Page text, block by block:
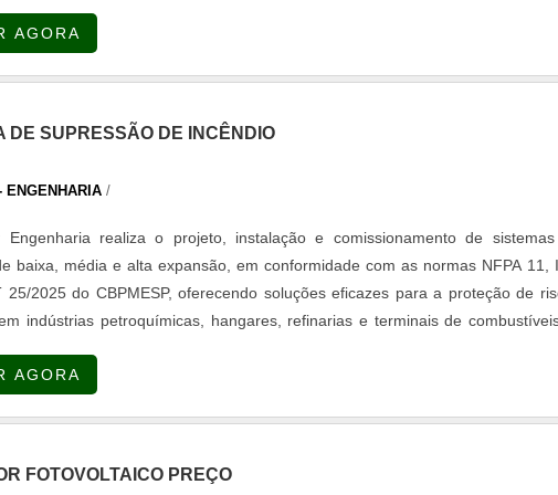
AGORA
DE SUPRESSÃO DE INCÊNDIO
ENGENHARIA/
Engenharia realiza o projeto, instalação e comissionamento de
baixa, média e alta expansão, em conformidade com as normas NFPA 11,
25/2025 do CBPMESP, oferecendo soluções eficazes para a proteção de
indústrias petroquímicas, hangares, refinarias e terminais de
AFFF, AR-AFFF, FFF e F3 (livres de flúor), além de fornecer e
com NFPA 418, além de bacias e diques de contenção. Executa testes
AGORA
FOTOVOLTAICO PREÇO